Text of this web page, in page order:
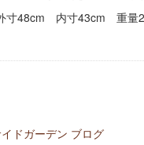
48cm 内寸43cm 重量
ドガーデン ブログ